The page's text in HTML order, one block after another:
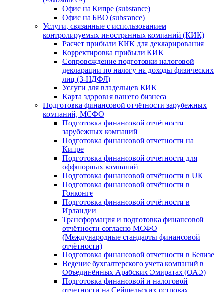
Офис на Кипре (substance)
Офис на БВО (substance)
Услуги, связанные с использованием
контролируемых иностранных компаний (КИК)
Расчет прибыли КИК для декларирования
Корректировка прибыли КИК
Сопровождение подготовки налоговой
декларации по налогу на доходы физических
лиц (3-НДФЛ)
Услуги для владельцев КИК
Карта здоровья вашего бизнеса
Подготовка финансовой отчётности зарубежных
компаний, МСФО
Подготовка финансовой отчётности
зарубежных компаний
Подготовка финансовой отчетности на
Кипре
Подготовка финансовой отчетности для
оффшорных компаний
Подготовка финансовой отчётности в UK
Подготовка финансовой отчётности в
Гонконге
Подготовка финансовой отчётности в
Ирландии
Трансформация и подготовка финансовой
отчётности согласно МСФО
(Международные стандарты финансовой
отчётности)
Подготовка финансовой отчетности в Белизе
Ведение бухгалтерского учета компаний в
Объединённых Арабских Эмиратах (ОАЭ)
Подготовка финансовой и налоговой
отчетности на Сейшельских островах